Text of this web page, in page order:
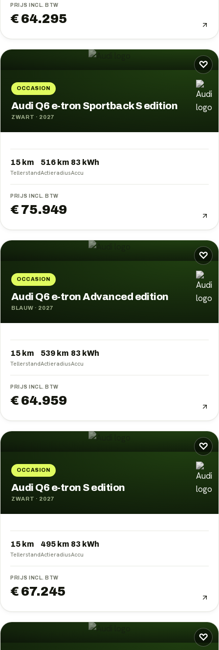
PRIJS INCL. BTW
€ 64.295
♡
OCCASION
Audi Q6 e-tron Sportback S edition
ZWART · 2027
15 km
Tellerstand
516 km
Actieradius
83 kWh
Accu
PRIJS INCL. BTW
€ 75.949
♡
OCCASION
Audi Q6 e-tron Advanced edition
BLAUW · 2027
15 km
Tellerstand
539 km
Actieradius
83 kWh
Accu
PRIJS INCL. BTW
€ 64.959
♡
OCCASION
Audi Q6 e-tron S edition
ZWART · 2027
15 km
Tellerstand
495 km
Actieradius
83 kWh
Accu
PRIJS INCL. BTW
€ 67.245
♡